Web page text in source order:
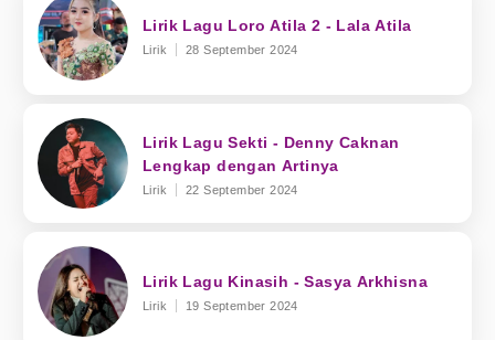
Lirik Lagu Loro Atila 2 - Lala Atila
Lirik 28 September 2024
Lirik Lagu Sekti - Denny Caknan
Lengkap dengan Artinya
Lirik 22 September 2024
Lirik Lagu Kinasih - Sasya Arkhisna
Lirik 19 September 2024